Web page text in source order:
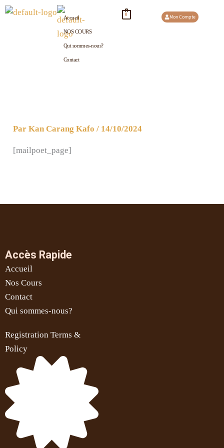
Aller
Accueil
NOS COURS
Qui sommes-nous?
Contact
0 Mon Compte
ParKan Carang Kafo/ 14/10/2024
[mailpoet_page]
Accès Rapide
Accueil
Nos Cours
Contact
Qui sommes-nous?
Registration Terms &
Policy